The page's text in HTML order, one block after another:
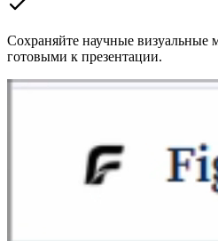
Сохраняйте научные визуальные
готовыми к презентации.